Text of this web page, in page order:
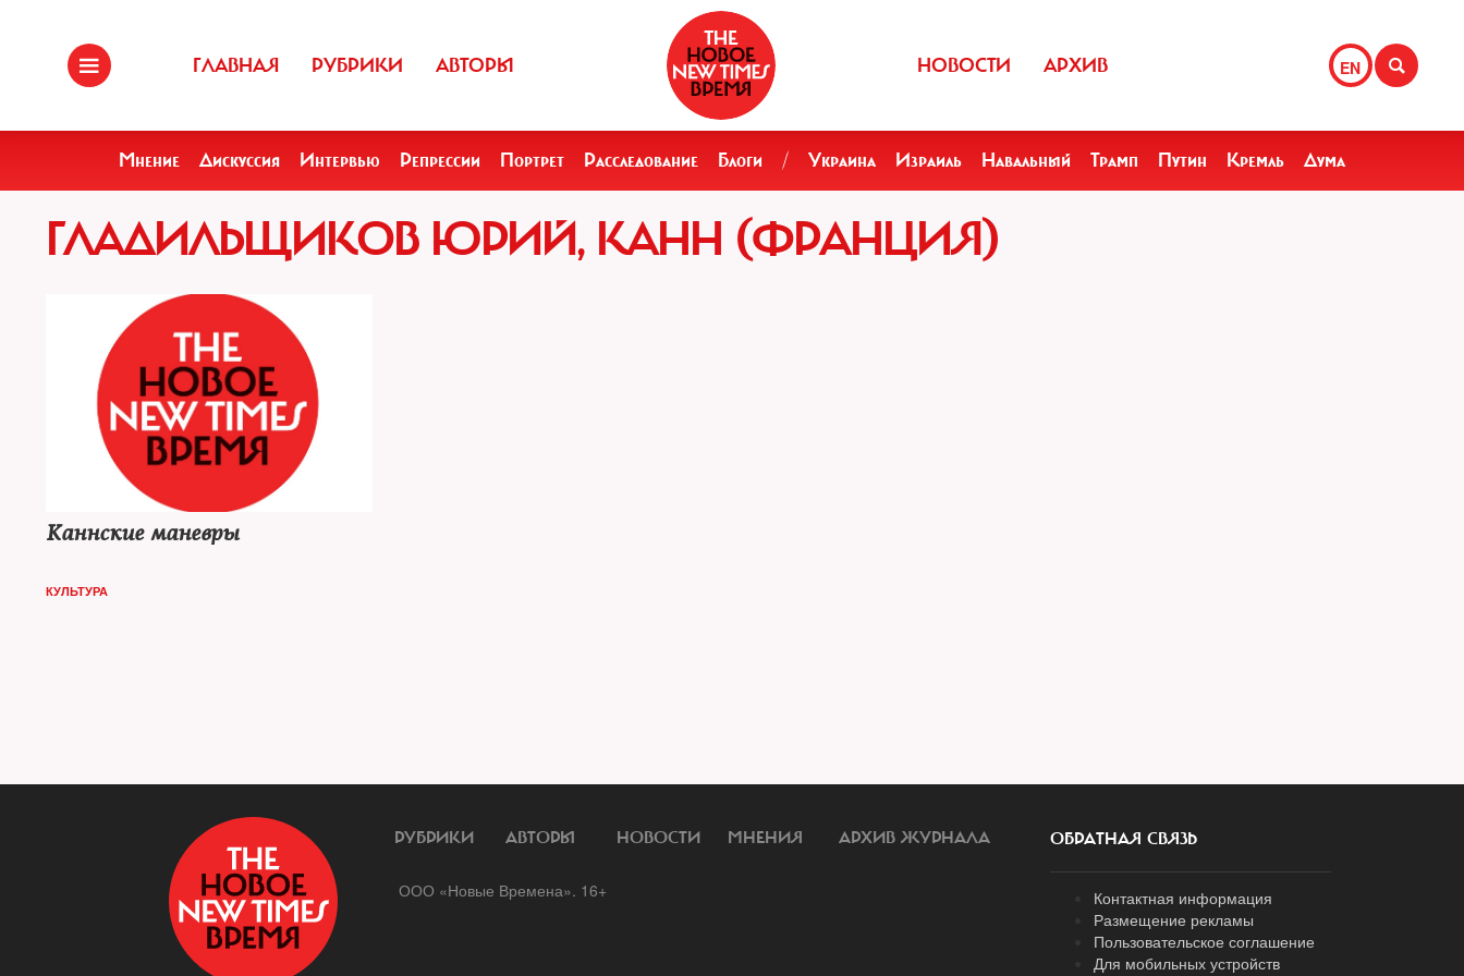
ГЛАВНАЯ РУБРИКИ АВТОРЫ EN
НОВОСТИ АРХИВ
Мнение Дискуссия Интервью Репрессии Портрет Расследование Блоги / Украина Израиль Навальный Трамп Путин Кремль Дума
ГЛАДИЛЬЩИКОВ ЮРИЙ, КАНН (ФРАНЦИЯ)
Каннские маневры
КУЛЬТУРА
РУБРИКИ АВТОРЫ НОВОСТИ МНЕНИЯ АРХИВ ЖУРНАЛА
ООО «Новые Времена». 16+
ОБРАТНАЯ СВЯЗЬ
Контактная информация
Размещение рекламы
Пользовательское соглашение
Для мобильных устройств